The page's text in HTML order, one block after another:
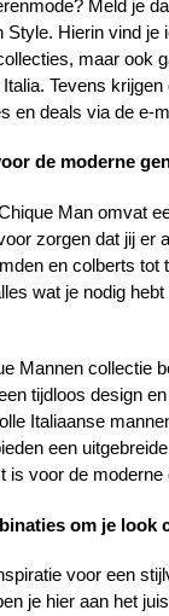
Meld je
Style. Hierin vind je
maar ook
Tevens
en deals via de e-
de moderne
Man omvat
zorgen dat jij er
en colberts tot
wat je nodig
Mannen collectie
tijdloos design
Italiaanse
een
is voor de moderne
om je look
voor een
je hier aan het